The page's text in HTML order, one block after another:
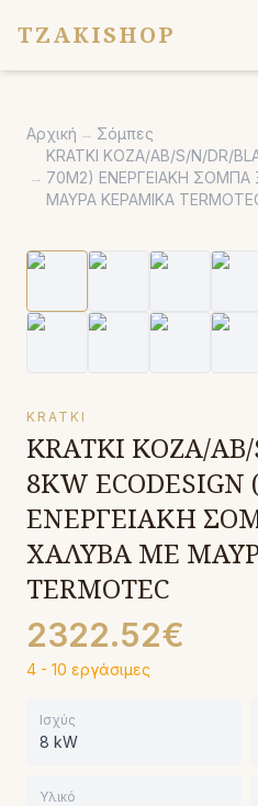
TZAKISHOP
Σόμπες
Ψησταριές
Εκκλησιαστικά
Σχετικά
Αρχική → Σόμπες
→
KRATKI KOZA/AB/S/N/DR/
70M2) ΕΝΕΡΓΕΙΑΚΗ
ΜΑΥΡΑ ΚΕΡΑΜΙΚΑ
KRATKI
KRATKI KOZA/
8KW ECODESIGN
ΕΝΕΡΓΕΙΑΚΗ
ΧΑΛΥΒΑ ΜΕ
TERMOTEC
2322.52€
4 - 10 εργάσιμες
Ισχύς
8 kW
Υλικό